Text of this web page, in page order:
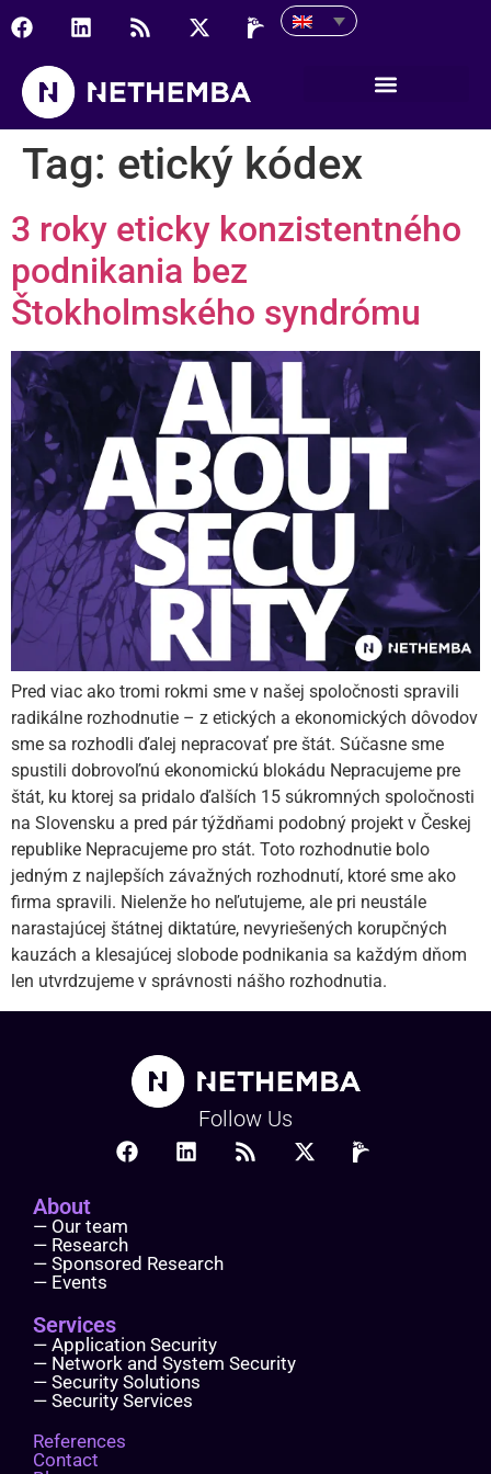
Tag: etický kódex
3 roky eticky konzistentného
podnikania bez
Štokholmského syndrómu
Pred viac ako tromi rokmi sme v našej spoločnosti spravili
radikálne rozhodnutie – z etických a ekonomických dôvodov
sme sa rozhodli ďalej nepracovať pre štát. Súčasne sme
spustili dobrovoľnú ekonomickú blokádu Nepracujeme pre
štát, ku ktorej sa pridalo ďalších 15 súkromných spoločnosti
na Slovensku a pred pár týždňami podobný projekt v Českej
republike Nepracujeme pro stát. Toto rozhodnutie bolo
jedným z najlepších závažných rozhodnutí, ktoré sme ako
firma spravili. Nielenže ho neľutujeme, ale pri neustále
narastajúcej štátnej diktatúre, nevyriešených korupčných
kauzách a klesajúcej slobode podnikania sa každým dňom
len utvrdzujeme v správnosti nášho rozhodnutia.
Follow Us
About
— Our team
— Research
— Sponsored Research
— Events
Services
— Application Security
— Network and System Security
— Security Solutions
— Security Services
References
Contact